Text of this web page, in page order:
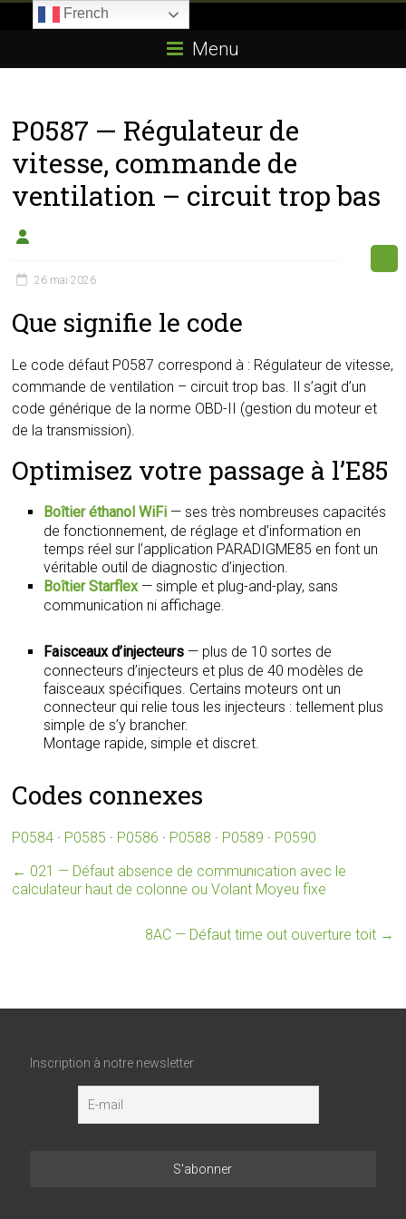
E85.com
passion
boîtier
éthanol
Menu
P0587 — Régulateur de
vitesse, commande de
ventilation – circuit trop bas
26 mai 2026
Que signifie le code
Le code défaut P0587 correspond à : Régulateur de vitesse,
commande de ventilation – circuit trop bas. Il s’agit d’un
code générique de la norme OBD-II (gestion du moteur et
de la transmission).
Optimisez votre passage à l’E85
Boîtier éthanol WiFi — ses très nombreuses capacités
de fonctionnement, de réglage et d’information en
temps réel sur l’application PARADIGME85 en font un
véritable outil de diagnostic d’injection.
Boîtier Starflex— simple et plug-and-play, sans
communication ni affichage.
Faisceaux d’injecteurs — plus de 10 sortes de
connecteurs d’injecteurs et plus de 40 modèles de
faisceaux spécifiques. Certains moteurs ont un
connecteur qui relie tous les injecteurs : tellement plus
simple de s’y brancher.
Montage rapide, simple et discret.
Codes connexes
P0584 · P0585 · P0586 · P0588 · P0589 · P0590
← 021 — Défaut absence de communication avec le
calculateur haut de colonne ou Volant Moyeu fixe
8AC — Défaut time out ouverture toit →
Inscription à notre newsletter
French